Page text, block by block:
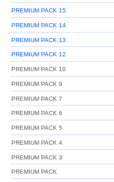
PREMIUM PACK 15
PREMIUM PACK 14
PREMIUM PACK 13
PREMIUM PACK 12
PREMIUM PACK 10
PREMIUM PACK 9
PREMIUM PACK 7
PREMIUM PACK 6
PREMIUM PACK 5
PREMIUM PACK 4
PREMIUM PACK 3
PREMIUM PACK